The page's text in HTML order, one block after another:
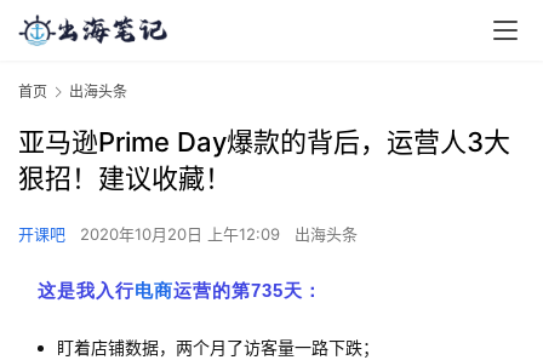
首页 出海头条
亚马逊Prime Day爆款的背后，运营人3大
狠招！建议收藏！
开课吧 2020年10月20日 上午12:09 出海头条
这是我入行电商运营的第735天：
盯着店铺数据，两个月了访客量一路下跌；